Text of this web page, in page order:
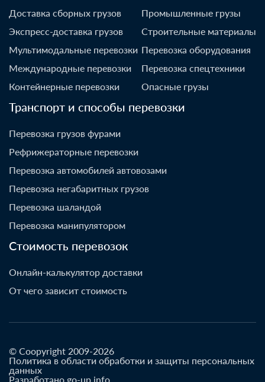
Доставка сборных грузов
Экспресс-доставка грузов
Мультимодальные перевозки
Международные перевозки
Контейнерные перевозки
Промышленные грузы
Строительные материалы
Перевозка оборудования
Перевозка спецтехники
Опасные грузы
Транспорт и способы перевозки
Перевозка грузов фурами
Рефрижераторные перевозки
Перевозка автомобилей автовозами
Перевозка негабаритных грузов
Перевозка шаландой
Перевозка манипулятором
Стоимость перевозок
Онлайн-калькулятор доставки
От чего зависит стоимость
© Coopyright 2009-2026
Политика в области обработки и защиты персональных
данных
Разработано go-up.info